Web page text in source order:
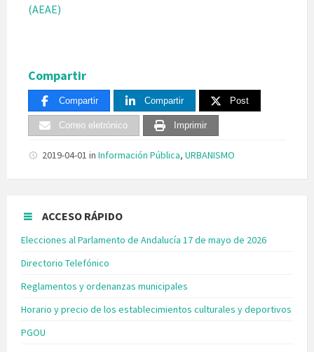
(AEAE)
Compartir
Compartir Compartir Post
Correo eletrónico Imprimir
2019-04-01 in Información Pública, URBANISMO
ACCESO RÁPIDO
Elecciones al Parlamento de Andalucía 17 de mayo de 2026
Directorio Telefónico
Reglamentos y ordenanzas municipales
Horario y precio de los establecimientos culturales y deportivos
PGOU